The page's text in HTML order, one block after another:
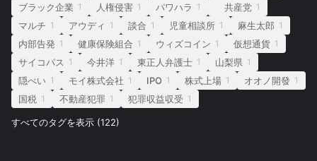
ブラック企業 1 人権侵害 1 パワハラ 1 共産党 1
マルチ 1 アウディ 1 談合 1 児童相談所 1 麻生太郎 1
内部告発 1 健康保険組合 1 ウィズコイン 1 仮想通貨 1
サイコパス 1 今井洋 1 東正人弁護士 1 山梨県 1
隠ぺい 1 モイ株式会社 1 IPO 1 株式上場 1 オオノ開發 1
国税 1 不動産犯罪 1 犯罪収益収受 1
すべてのタグを表示 (122)